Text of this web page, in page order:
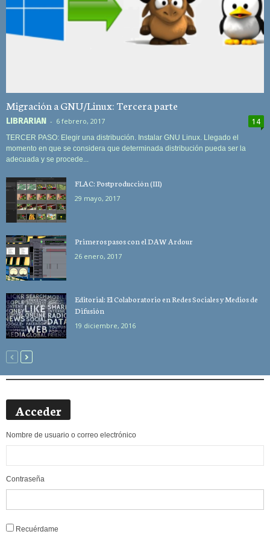
Migración a GNU/Linux: Tercera parte
LIBRARIAN - 6 febrero, 2017 14
TERCER PASO: Elegir una distribución. Instalar GNU Linux. Llegado el
momento en que se considera que determinada distribución pueda ser la
adecuada y se procede...
FLAC: Postproducción (III)
29 mayo, 2017
Primeros pasos con el DAW Ardour
26 enero, 2017
Editorial: El Colaboratorio en Redes Sociales y Medios de
Difusión
19 diciembre, 2016
Acceder
Nombre de usuario o correo electrónico
Contraseña
Alternative:
Recuérdame